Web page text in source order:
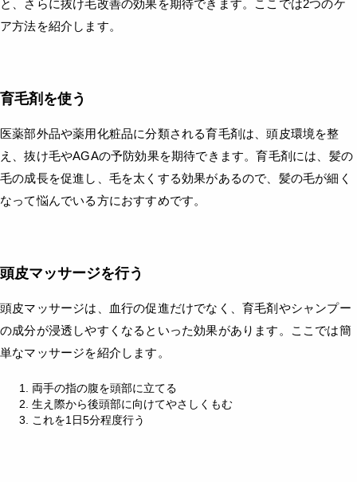
と、さらに抜け毛改善の効果を期待できます。ここでは2つのケ
ア方法を紹介します。
育毛剤を使う
医薬部外品や薬用化粧品に分類される育毛剤は、頭皮環境を整
え、抜け毛やAGAの予防効果を期待できます。育毛剤には、髪の
毛の成長を促進し、毛を太くする効果があるので、髪の毛が細く
なって悩んでいる方におすすめです。
頭皮マッサージを行う
頭皮マッサージは、血行の促進だけでなく、育毛剤やシャンプー
の成分が浸透しやすくなるといった効果があります。ここでは簡
単なマッサージを紹介します。
両手の指の腹を頭部に立てる
生え際から後頭部に向けてやさしくもむ
これを1日5分程度行う